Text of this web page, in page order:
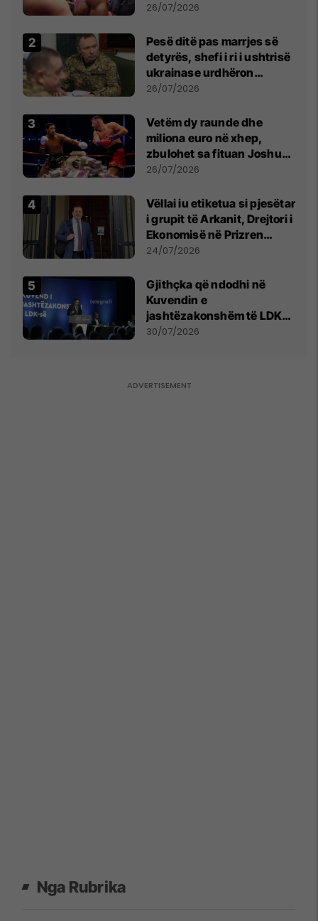
26/07/2026
Pesë ditë pas marrjes së
detyrës, shefi i ri i ushtrisë
ukrainase urdhëron
kontroll të madh
26/07/2026
Vetëm dy raunde dhe
miliona euro në xhep,
zbulohet sa fituan Joshua
e Prenga
26/07/2026
Vëllai iu etiketua si pjesëtar
i grupit të Arkanit, Drejtori i
Ekonomisë në Prizren
mohon pretendimet
24/07/2026
Gjithçka që ndodhi në
Kuvendin e
jashtëzakonshëm të LDK-
së
30/07/2026
Nga Rubrika